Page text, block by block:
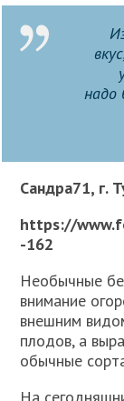
надо
Сандра71, г.
https://
-162
Необычные
внимание
внешним
плодов, а
обычные